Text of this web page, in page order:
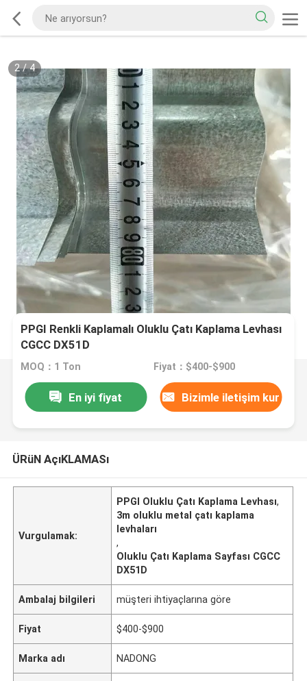
2/4
PPGI Renkli Kaplamalı Oluklu Çatı Kaplama Levhası
CGCC DX51D
MOQ：1 Ton Fiyat：$400-$900
En iyi fiyat Bizimle iletişim kur
ÜRüN AçıKLAMASı
Vurgulamak:
PPGI Oluklu Çatı Kaplama Levhası,
3m oluklu metal çatı kaplama
levhaları
,
Oluklu Çatı Kaplama Sayfası CGCC
DX51D
Ambalaj bilgileri müşteri ihtiyaçlarına göre
Fiyat $400-$900
Marka adı NADONG